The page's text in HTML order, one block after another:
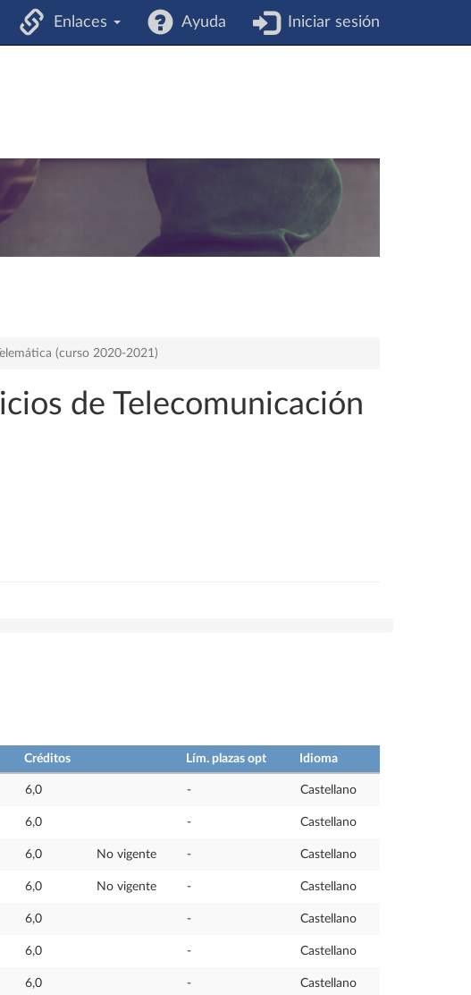
Enlaces Ayuda Iniciar sesión
Telemática (curso 2020-2021)
de Telecomunicación
Créditos Lím. plazas opt Idioma
6,0 - Castellano
6,0 - Castellano
6,0 No vigente - Castellano
6,0 No vigente - Castellano
6,0 - Castellano
6,0 - Castellano
6,0 - Castellano